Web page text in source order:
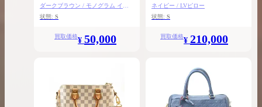
ダークブラウン / モノグラム イデ
ィール
状態: S
買取価格¥ 50,000
リエール25
ネイビー / LVピロー
状態: S
買取価格¥ 210,000